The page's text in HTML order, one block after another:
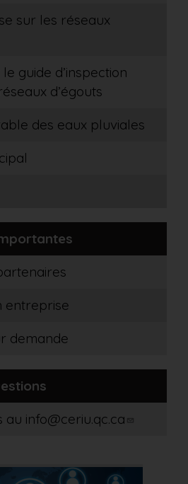
sur les réseaux
guide d’inspection
d’égouts
des eaux pluviales
entreprise
demande
au info@ceriu.qc.ca